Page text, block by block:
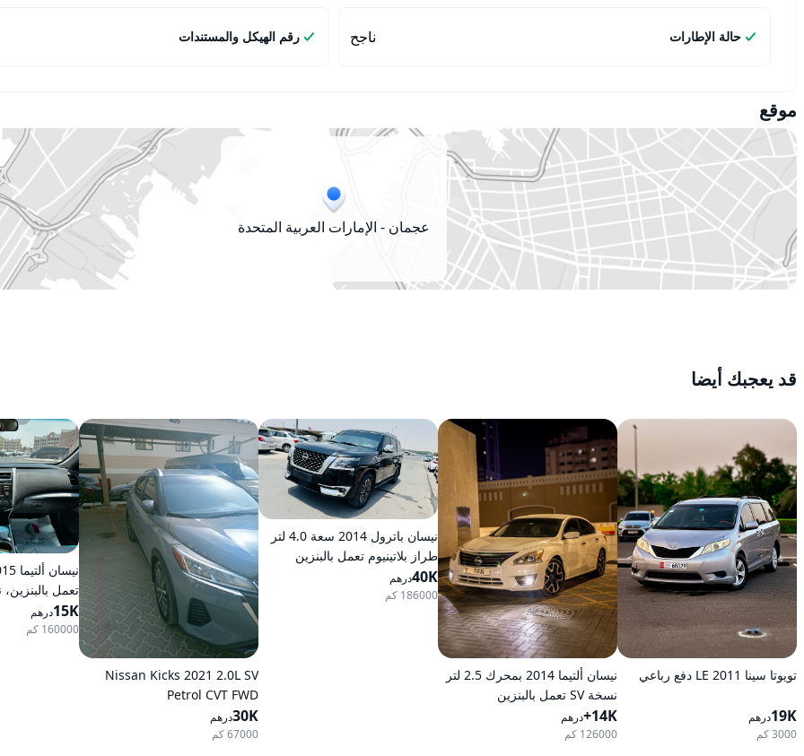
حالة الإطارات ناجح رقم الهيكل والمستندات
موقع
عجمان - الإمارات العربية المتحدة
قد يعجبك أيضا
تويوتا سينا 2011 LE دفع رباعي
19Kدرهم
3000 كم
نيسان ألتيما 2014 بمحرك 2.5 لتر
نسخة SV تعمل بالبنزين
وأوتوماتيكية للدفع الأمامي
14K+ درهم
126000 كم
نيسان باترول 2014 سعة 4.0 لتر
طراز بلاتينيوم تعمل بالبنزين
أوتوماتيكية بدفع كلي
40Kدرهم
186000 كم
Nissan Kicks 2021 2.0L SV
Petrol CVT FWD
30Kدرهم
67000 كم
تعمل
مستمر (CVT)، دفع أمامي
15Kدرهم
160000 كم